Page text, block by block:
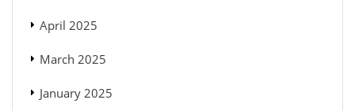
April 2025
March 2025
January 2025